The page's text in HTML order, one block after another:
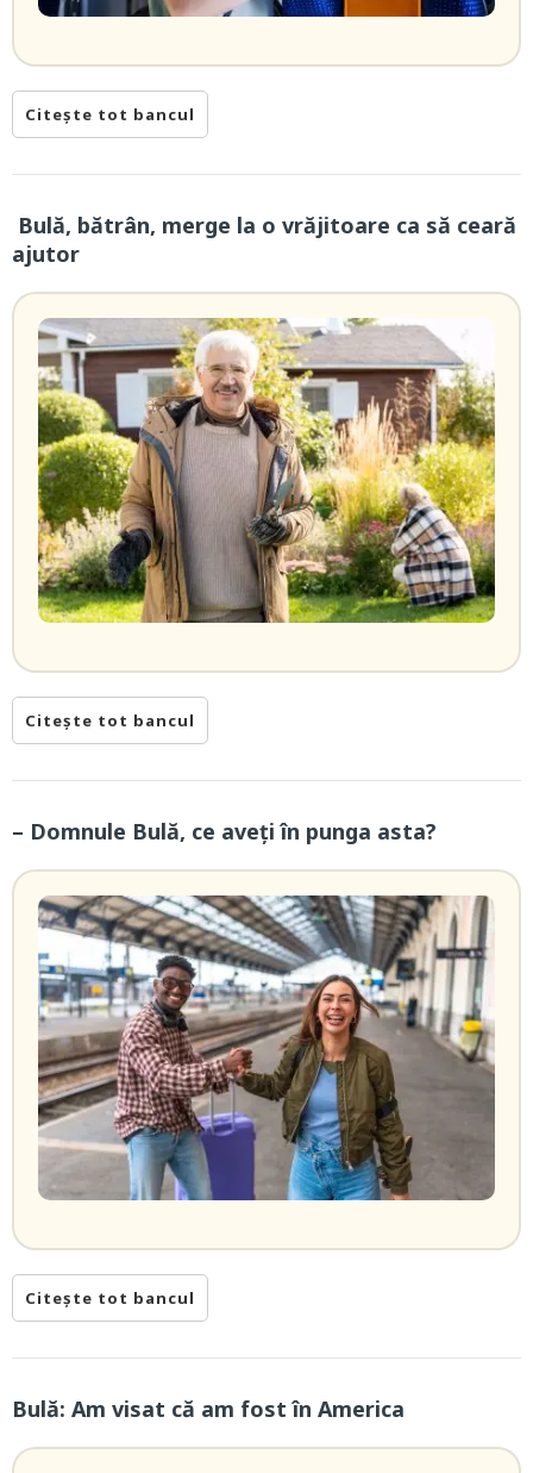
Citește tot bancul
Bulă, bătrân, merge la o vrăjitoare ca să ceară
ajutor
Citește tot bancul
– Domnule Bulă, ce aveți în punga asta?
Citește tot bancul
Bulă: Am visat că am fost în America